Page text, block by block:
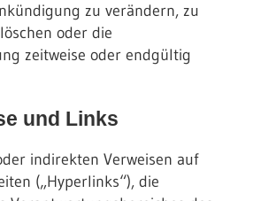
zu verändern, zu
oder die
zeitweise oder endgültig
und Links
indirekten Verweisen auf
(„Hyperlinks“), die